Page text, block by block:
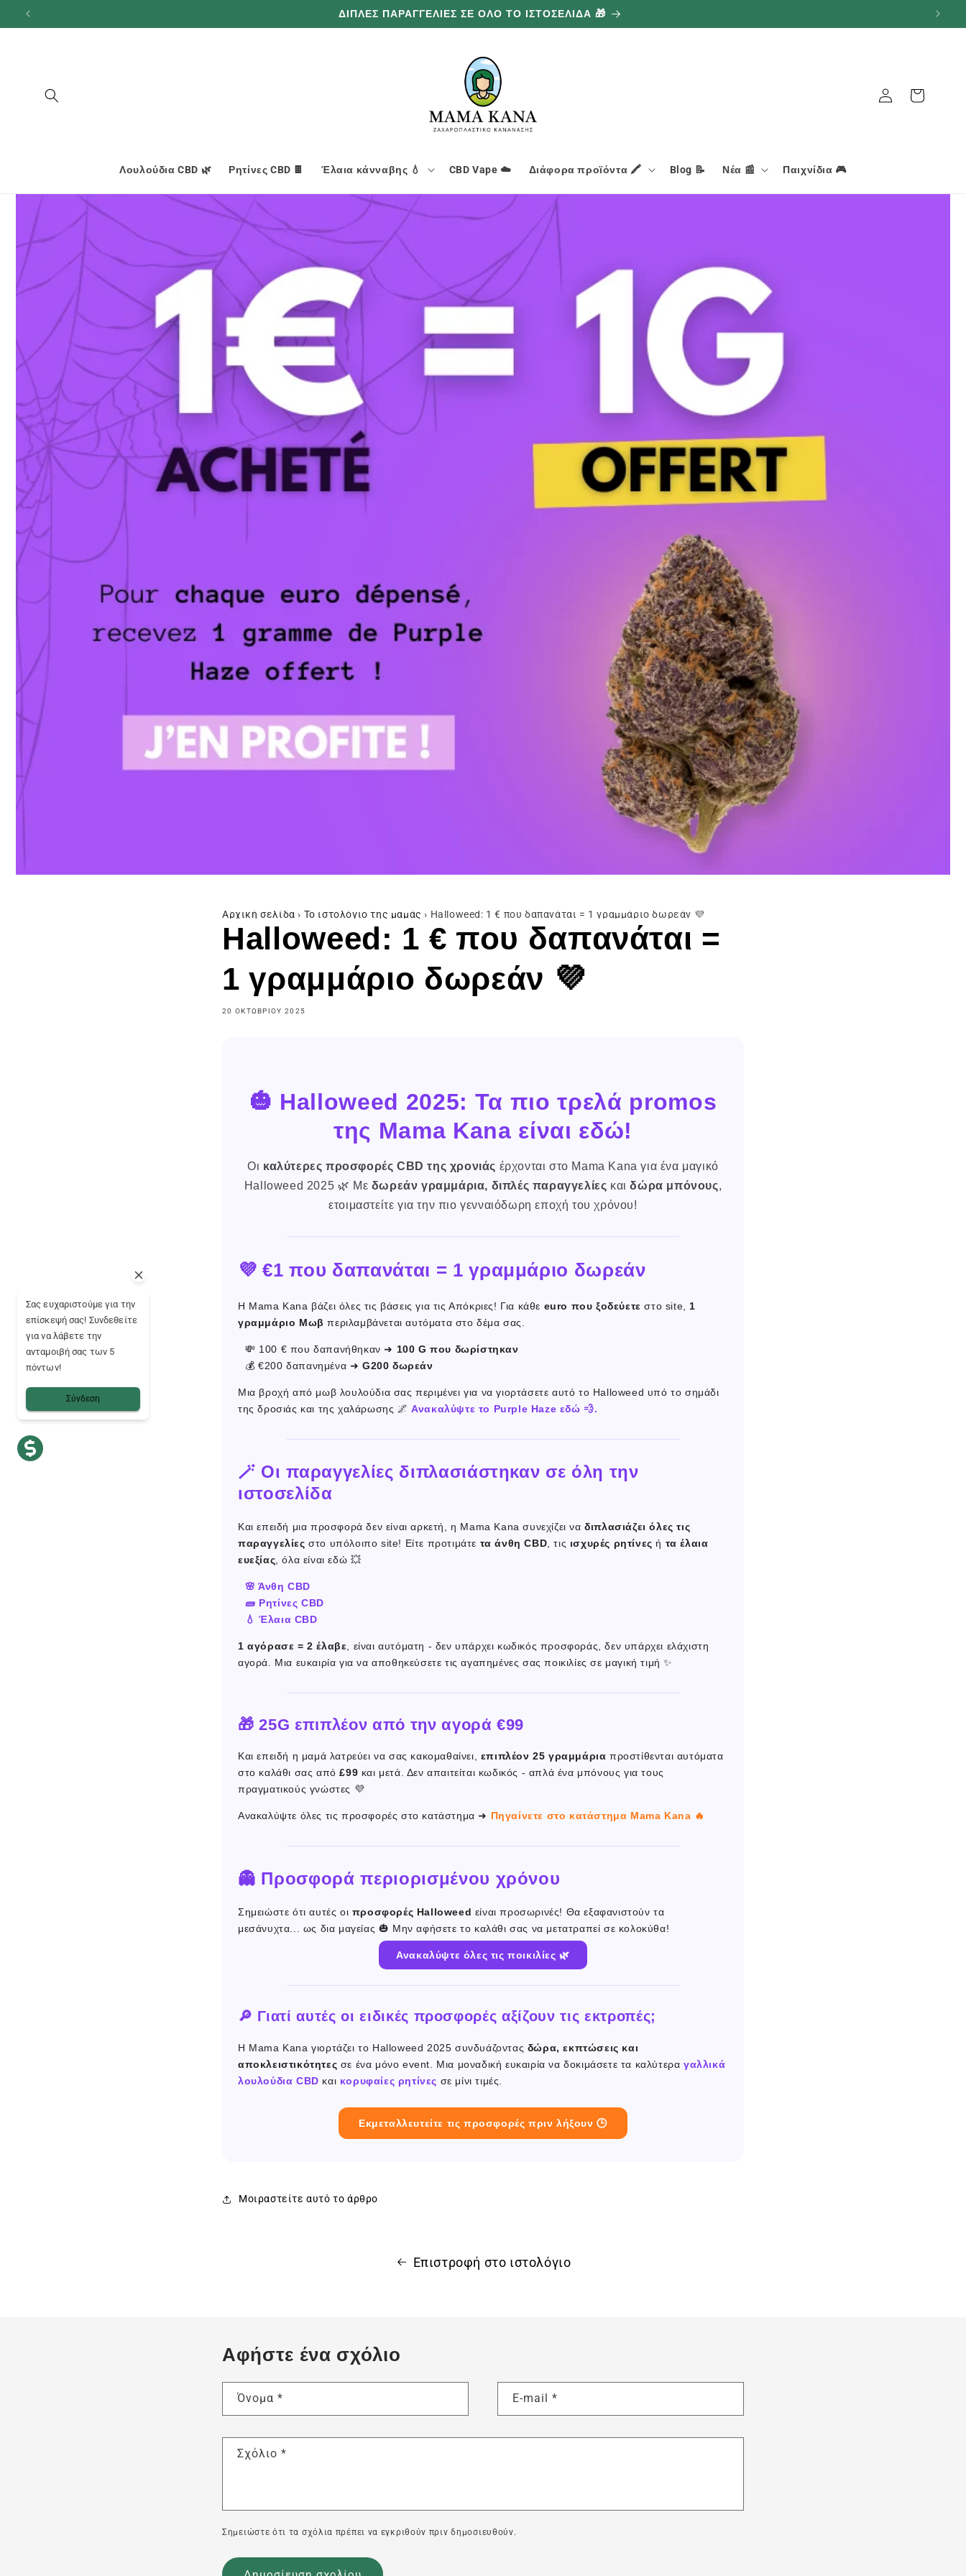
προχωρήστε
στο
ΔΙΠΛΕΣ ΠΑΡΑΓΓΕΛΙΕΣ ΣΕ ΟΛΟ ΤΟ ΙΣΤΟΣΕΛΙΔΑ 🎁
Λουλούδια CBD 🌿 Ρητίνες CBD 🍫 Έλαια κάνναβης 💧 CBD Vape ☁️ Διάφορα προϊόντα 🖍️ Blog 📝 Νέα 📰 Παιχνίδια 🎮
Σύνδεση Καλάθι
Αρχική σελίδα › Το ιστολόγιο της μαμάς › Halloweed: 1 € που δαπανάται = 1 γραμμάριο δωρεάν 💜
Halloweed: 1 € που δαπανάται =
1 γραμμάριο δωρεάν 💜
20 ΟΚΤΩΒΡΊΟΥ 2025
🎃 Halloweed 2025: Τα πιο τρελά promos
της Mama Kana είναι εδώ!
Οι καλύτερες προσφορές CBD της χρονιάς έρχονται στο Mama Kana για ένα μαγικό
Halloweed 2025 🌿 Με δωρεάν γραμμάρια, διπλές παραγγελίες καιδώρα μπόνους,
ετοιμαστείτε για την πιο γενναιόδωρη εποχή του χρόνου!
💜 €1 που δαπανάται = 1 γραμμάριο δωρεάν
Η Mama Kana βάζει όλες τις βάσεις για τις Απόκριες! Για κάθε euro που ξοδεύετε στο site, 1
γραμμάριο Μωβ περιλαμβάνεται αυτόματα στο δέμα σας.
💸 100 € που δαπανήθηκαν ➜ 100 G που δωρίστηκαν
💰 €200 δαπανημένα ➜G200 δωρεάν
Μια βροχή από μωβ λουλούδια σας περιμένει για να γιορτάσετε αυτό το Halloweed υπό το σημάδι
της δροσιάς και της χαλάρωσης 🌌Ανακαλύψτε το Purple Haze εδώ 💨.
🪄 Οι παραγγελίες διπλασιάστηκαν σε όλη την
ιστοσελίδα
Και επειδή μια προσφορά δεν είναι αρκετή, η Mama Kana συνεχίζει ναδιπλασιάζει όλες τις
παραγγελίες στο υπόλοιπο site! Είτε προτιμάτε τα άνθη CBD , τις ισχυρές ρητίνες ή τα έλαια
ευεξίας , όλα είναι εδώ 💥
🌸 Άνθη CBD
🧱 Ρητίνες CBD
💧 Έλαια CBD
1 αγόρασε = 2 έλαβε , είναι αυτόματη - δεν υπάρχει κωδικός προσφοράς, δεν υπάρχει ελάχιστη
αγορά. Μια ευκαιρία για να αποθηκεύσετε τις αγαπημένες σας ποικιλίες σε μαγική τιμή ✨
🎁 25G επιπλέον από την αγορά €99
Και επειδή η μαμά λατρεύει να σας κακομαθαίνει, επιπλέον 25 γραμμάρια προστίθενται αυτόματα
στο καλάθι σας από£99 και μετά. Δεν απαιτείται κωδικός - απλά ένα μπόνους για τους
πραγματικούς γνώστες 💜
Ανακαλύψτε όλες τις προσφορές στο κατάστημα ➜ Πηγαίνετε στο κατάστημα Mama Kana 🔥
👻 Προσφορά περιορισμένου χρόνου
Σημειώστε ότι αυτές οι προσφορές Halloweed είναι προσωρινές! Θα εξαφανιστούν τα
μεσάνυχτα... ως δια μαγείας 🎃 Μην αφήσετε το καλάθι σας να μετατραπεί σε κολοκύθα!
Ανακαλύψτε όλες τις ποικιλίες 🌿
🔎 Γιατί αυτές οι ειδικές προσφορές αξίζουν τις εκτροπές;
Η Mama Kana γιορτάζει το Halloweed 2025 συνδυάζοντας δώρα, εκπτώσεις και
αποκλειστικότητες σε ένα μόνο event. Μια μοναδική ευκαιρία να δοκιμάσετε τα καλύτεραγαλλικά
λουλούδια CBD και κορυφαίες ρητίνες σε μίνι τιμές.
Εκμεταλλευτείτε τις προσφορές πριν λήξουν 🕒
Μοιραστείτε αυτό το άρθρο
Επιστροφή στο ιστολόγιο
Αφήστε ένα σχόλιο
Όνομα * E-mail *
Σχόλιο *
Σημειώστε ότι τα σχόλια πρέπει να εγκριθούν πριν δημοσιευθούν.
Σας ευχαριστούμε για την
επίσκεψή σας! Συνδεθείτε
για να λάβετε την
ανταμοιβή σας των 5
πόντων!
Σύνδεση